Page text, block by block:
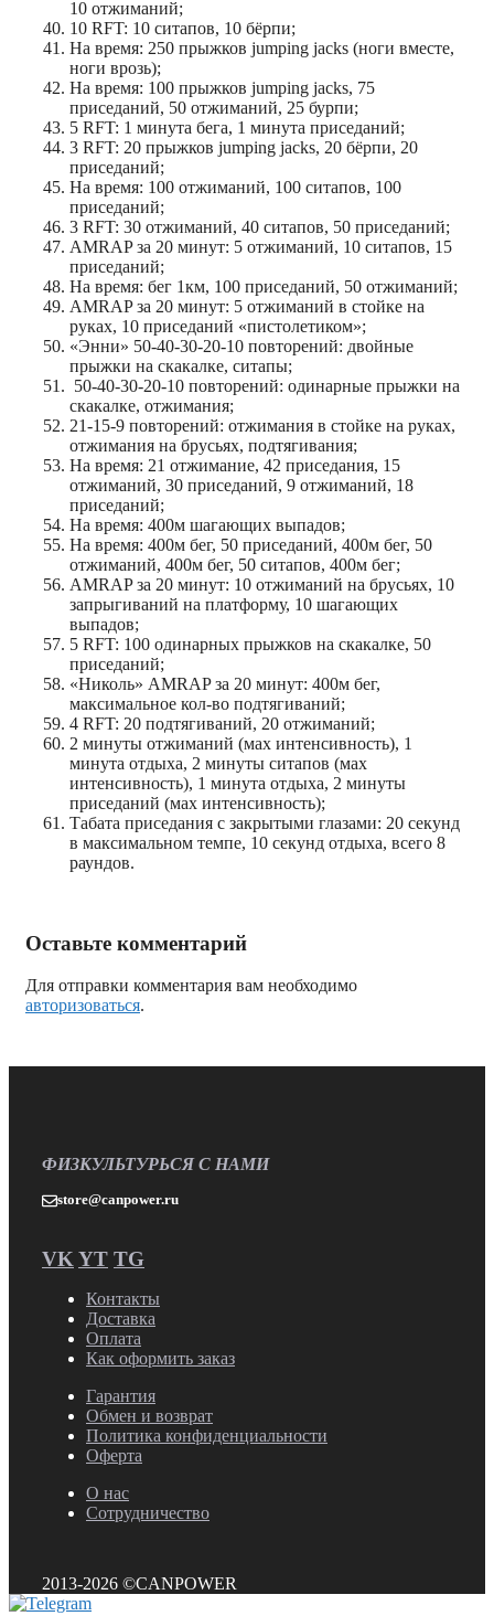
10 отжиманий;
10 RFT: 10 ситапов, 10 бёрпи;
На время: 250 прыжков jumping jacks (ноги вместе,
ноги врозь);
На время: 100 прыжков jumping jacks, 75
приседаний, 50 отжиманий, 25 бурпи;
5 RFT: 1 минута бега, 1 минута приседаний;
3 RFT: 20 прыжков jumping jacks, 20 бёрпи, 20
приседаний;
На время: 100 отжиманий, 100 ситапов, 100
приседаний;
3 RFT: 30 отжиманий, 40 ситапов, 50 приседаний;
AMRAP за 20 минут: 5 отжиманий, 10 ситапов, 15
приседаний;
На время: бег 1км, 100 приседаний, 50 отжиманий;
AMRAP за 20 минут: 5 отжиманий в стойке на
руках, 10 приседаний «пистолетиком»;
«Энни» 50-40-30-20-10 повторений: двойные
прыжки на скакалке, ситапы;
50-40-30-20-10 повторений: одинарные прыжки на
скакалке, отжимания;
21-15-9 повторений: отжимания в стойке на руках,
отжимания на брусьях, подтягивания;
На время: 21 отжимание, 42 приседания, 15
отжиманий, 30 приседаний, 9 отжиманий, 18
приседаний;
На время: 400м шагающих выпадов;
На время: 400м бег, 50 приседаний, 400м бег, 50
отжиманий, 400м бег, 50 ситапов, 400м бег;
AMRAP за 20 минут: 10 отжиманий на брусьях, 10
запрыгиваний на платформу, 10 шагающих
выпадов;
5 RFT: 100 одинарных прыжков на скакалке, 50
приседаний;
«Николь» AMRAP за 20 минут: 400м бег,
максимальное кол-во подтягиваний;
4 RFT: 20 подтягиваний, 20 отжиманий;
2 минуты отжиманий (мах интенсивность), 1
минута отдыха, 2 минуты ситапов (мах
интенсивность), 1 минута отдыха, 2 минуты
приседаний (мах интенсивность);
Табата приседания с закрытыми глазами: 20 секунд
в максимальном темпе, 10 секунд отдыха, всего 8
раундов.
Оставьте комментарий
Для отправки комментария вам необходимо
авторизоваться.
ФИЗКУЛЬТУРЬСЯ С НАМИ
store@canpower.ru
VK YT TG
Контакты
Доставка
Оплата
Как оформить заказ
Гарантия
Обмен и возврат
Политика конфиденциальности
Оферта
О нас
Сотрудничество
2013-2026 ©CANPOWER